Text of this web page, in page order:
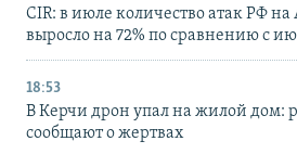
CIR: в июле количество атак РФ
выросло на 72% по сравнению с
18:53
В Керчи дрон упал на жилой дом:
сообщают о жертвах